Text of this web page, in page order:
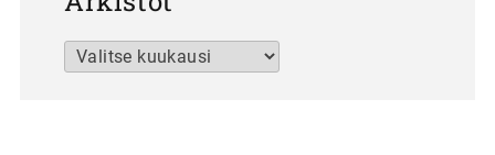
Arkistot